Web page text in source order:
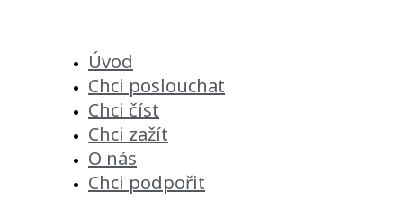
Úvod
Chci poslouchat
Chci číst
Chci zažít
O nás
Chci podpořit